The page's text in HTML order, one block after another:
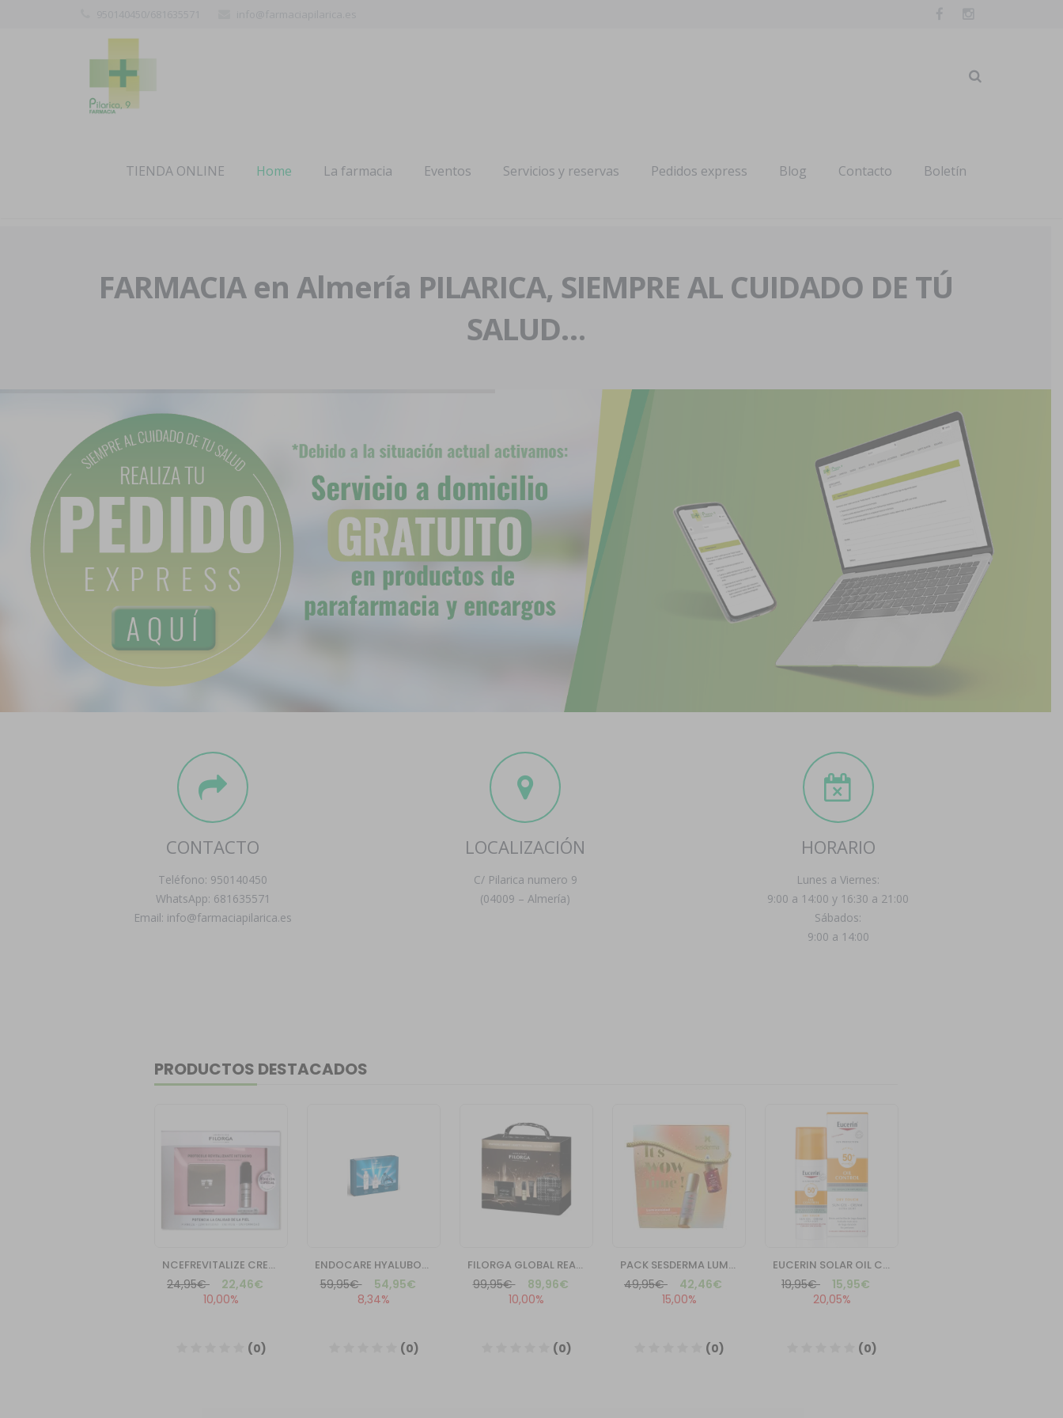
TIENDA ONLINE Home La farmacia Eventos Servicios y reservas Pedidos express Blog Contacto Boletín
FARMACIA en Almería PILARICA, SIEMPRE AL CUIDADO DE TÚ
SALUD…
CONTACTO
Teléfono: 950140450
WhatsApp: 681635571
Email: info@farmaciapilarica.es
LOCALIZACIÓN
C/ Pilarica numero 9
(04009 – Almería)
HORARIO
Lunes a Viernes:
9:00 a 14:00 y 16:30 a 21:00
Sábados:
9:00 a 14:00